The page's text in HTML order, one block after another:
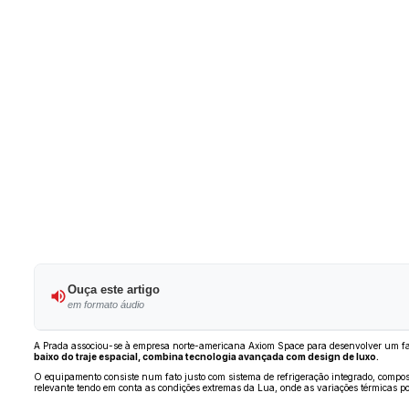
Ouça este artigo
em formato áudio
A Prada associou-se à empresa norte-americana Axiom Space para desenvolver
baixo do traje espacial, combina tecnologia avançada com design de luxo.
O equipamento consiste num fato justo com sistema de refrigeração integrado,
relevante tendo em conta as condições extremas da Lua, onde as variações